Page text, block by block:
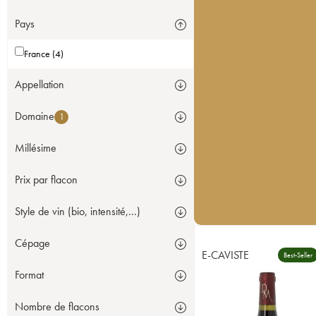
Pays
France (4)
Appellation
Domaine 1
Millésime
Prix par flacon
Style de vin (bio, intensité,...)
Cépage
Format
Nombre de flacons
E-CAVISTE Best-Seller